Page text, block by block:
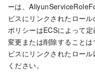
ーは、
ビスにリンクされたロー
ポリシーはECSによって
変更または削除すること
ビスにリンクされたロー
ください。